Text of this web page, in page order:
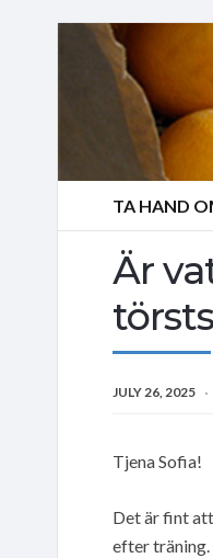
TA HAND
Är
JULY 26, 2025
Tjena Sofia!
Det är fint
efter träning.